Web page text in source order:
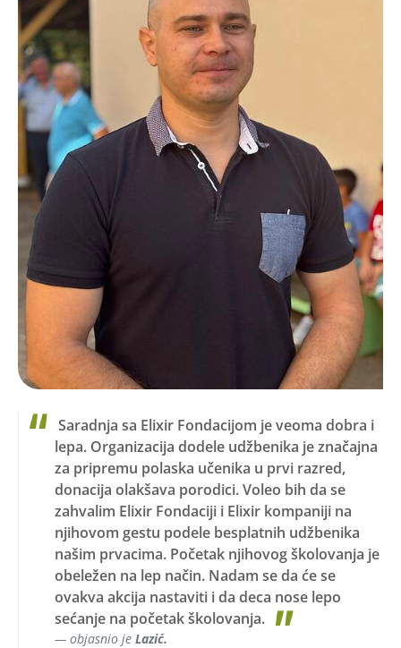
Saradnja sa Elixir Fondacijom je veoma dobra i
lepa. Organizacija dodele udžbenika je značajna
za pripremu polaska učenika u prvi razred,
donacija olakšava porodici. Voleo bih da se
zahvalim Elixir Fondaciji i Elixir kompaniji na
njihovom gestu podele besplatnih udžbenika
našim prvacima. Početak njihovog školovanja je
obeležen na lep način. Nadam se da će se
ovakva akcija nastaviti i da deca nose lepo
sećanje na početak školovanja.
objasnio je Lazić.